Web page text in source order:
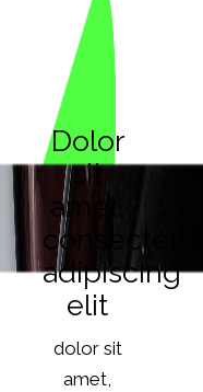
Dolor
sit
amet,
consectetur
adipiscing
elit
dolor sit
amet,